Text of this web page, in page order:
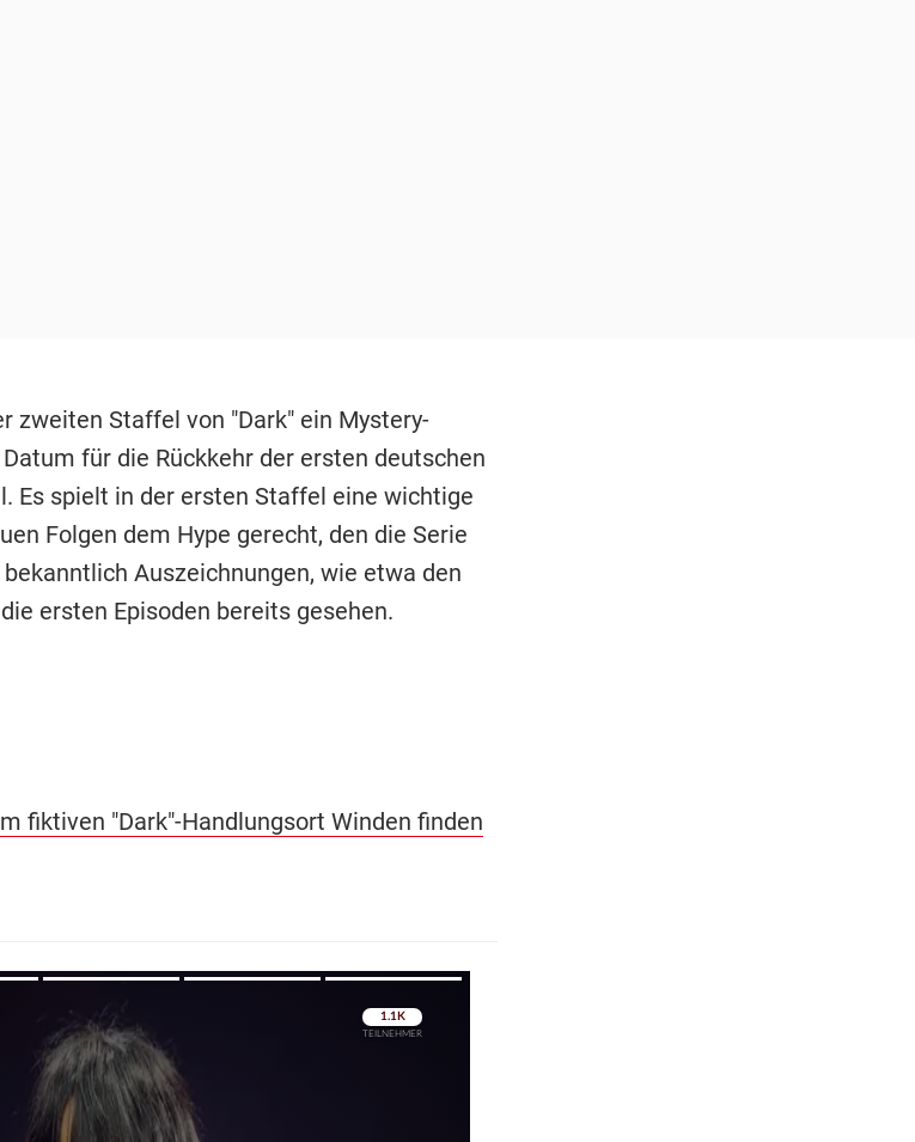
zweiten Staffel von "Dark" ein Mystery-
für die Rückkehr der ersten deutschen
Es spielt in der ersten Staffel eine wichtige
Folgen dem Hype gerecht, den die Serie
Auszeichnungen, wie etwa den
ersten Episoden bereits gesehen.
fiktiven "Dark"-Handlungsort Winden finden
Überspringen